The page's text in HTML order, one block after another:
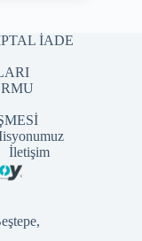
İADE
İletişim